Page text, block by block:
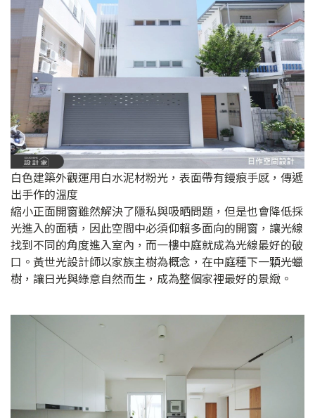
白色建築外觀運用白水泥材粉光，表面帶有鏝痕手感，傳遞
出手作的溫度
縮小正面開窗雖然解決了隱私與吸晒問題，但是也會降低採
光進入的面積，因此空間中必須仰賴多面向的開窗，讓光線
找到不同的角度進入室內，而一樓中庭就成為光線最好的破
口。黃世光設計師以家族主樹為概念，在中庭種下一顆光蠟
樹，讓日光與綠意自然而生，成為整個家裡最好的景緻。